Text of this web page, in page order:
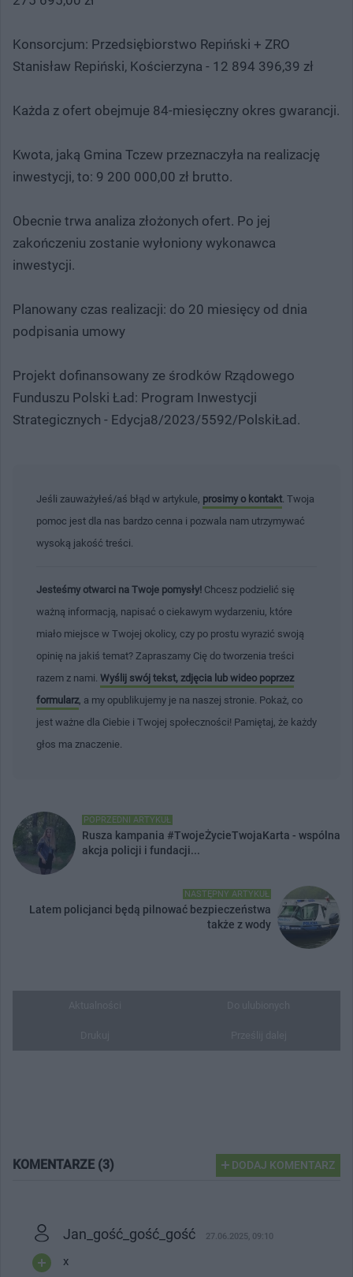
Konsorcjum: Przedsiębiorstwo Repiński + ZRO
Stanisław Repiński, Kościerzyna - 12 894 396,39 zł
Każda z ofert obejmuje 84-miesięczny okres gwarancji.
Kwota, jaką Gmina Tczew przeznaczyła na realizację
inwestycji, to: 9 200 000,00 zł brutto.
Obecnie trwa analiza złożonych ofert. Po jej
zakończeniu zostanie wyłoniony wykonawca
inwestycji.
Planowany czas realizacji: do 20 miesięcy od dnia
podpisania umowy
Projekt dofinansowany ze środków Rządowego
Funduszu Polski Ład: Program Inwestycji
Strategicznych - Edycja8/2023/5592/PolskiŁad.
Jeśli zauważyłeś/aś błąd w artykule, prosimy o kontakt . Twoja
pomoc jest dla nas bardzo cenna i pozwala nam utrzymywać
wysoką jakość treści.
Jesteśmy otwarci na Twoje pomysły! Chcesz podzielić się
ważną informacją, napisać o ciekawym wydarzeniu, które
miało miejsce w Twojej okolicy, czy po prostu wyrazić swoją
opinię na jakiś temat? Zapraszamy Cię do tworzenia treści
razem z nami. Wyślij swój tekst, zdjęcia lub wideo poprzez
formularz , a my opublikujemy je na naszej stronie. Pokaż, co
jest ważne dla Ciebie i Twojej społeczności! Pamiętaj, że każdy
głos ma znaczenie.
POPRZEDNI ARTYKUŁ
Rusza kampania #TwojeŻycieTwojaKarta - wspólna
akcja policji i fundacji...
NASTĘPNY ARTYKUŁ
Latem policjanci będą pilnować bezpieczeństwa
także z wody
KOMENTARZE (3) DODAJ KOMENTARZ
Jan_gość_gość_gość 27.06.2025, 09:10
x